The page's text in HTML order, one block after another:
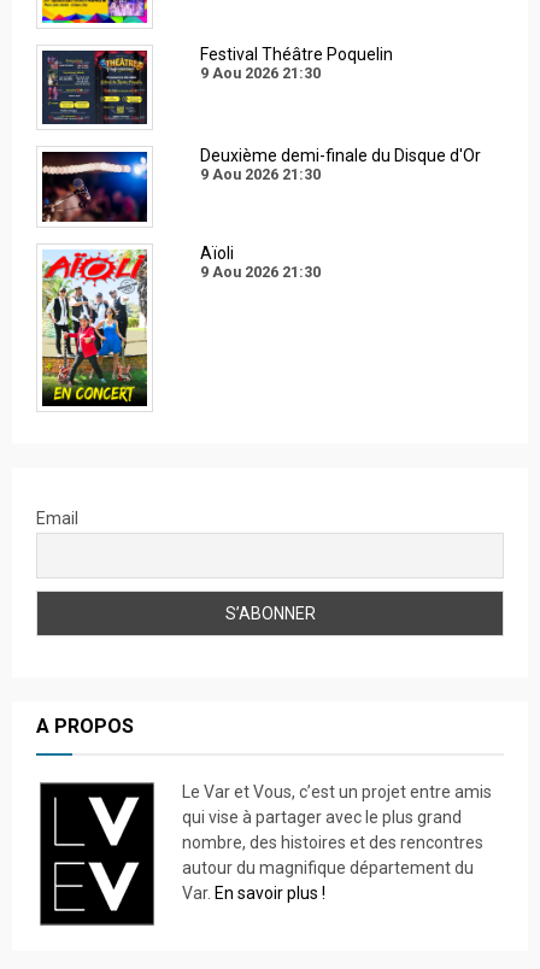
Festival Théâtre Poquelin
9 Aou 2026 21:30
Deuxième demi-finale du Disque d'Or
9 Aou 2026 21:30
Aïoli
9 Aou 2026 21:30
Email
A PROPOS
Le Var et Vous, c’est un projet entre amis
qui vise à partager avec le plus grand
nombre, des histoires et des rencontres
autour du magnifique département du
Var. En savoir plus !